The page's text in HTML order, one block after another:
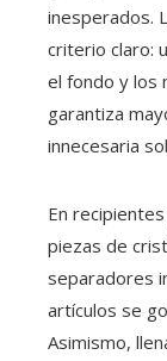
inesperados.
criterio claro:
el fondo y los
garantiza
innecesaria
En
piezas de
separadores
artículos se
Asimismo,